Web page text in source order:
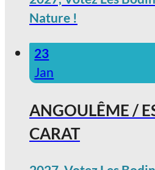
Nature !
23
Jan
ANGOULÊME /
CARAT